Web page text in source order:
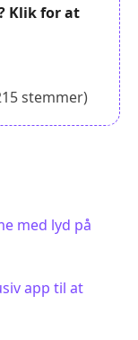
Klik for at
stemmer)
med lyd på
app til at